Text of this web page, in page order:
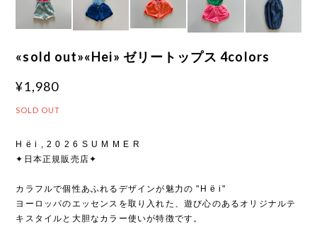
«sold out»«Hei» ゼリートップス 4colors
¥1,980
SOLD OUT
H ë i , 2 0 2 6 S U M M E R
✦日本正規販売店✦
カラフルで個性あふれるデザインが魅力の "H ë i"
ヨーロッパのエッセンスを取り入れた、遊び心のあるオリジナルテ
キスタイルと大胆なカラー使いが特徴です。